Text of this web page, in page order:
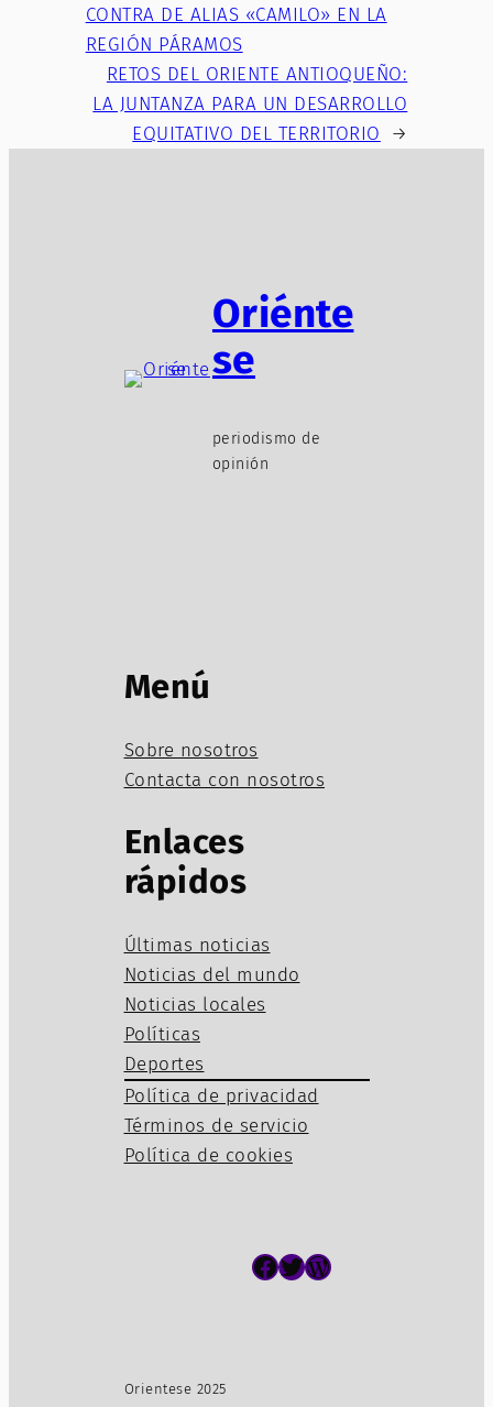
CONTRA DE ALIAS «CAMILO» EN LA
REGIÓN PÁRAMOS
RETOS DEL ORIENTE ANTIOQUEÑO:
LA JUNTANZA PARA UN DESARROLLO
EQUITATIVO DEL TERRITORIO
→
Oriénte
se
periodismo de
opinión
Menú
Sobre nosotros
Contacta con nosotros
Enlaces
rápidos
Últimas noticias
Noticias del mundo
Noticias locales
Políticas
Deportes
Política de privacidad
Términos de servicio
Política de cookies
Facebook Twitter WordPress
Orientese 2025